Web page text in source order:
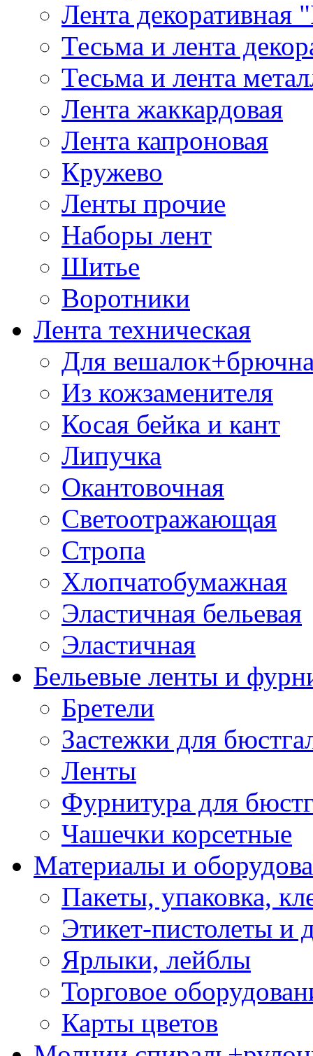
Лента декоративная
Тесьма и лента
Тесьма и лента
Лента жаккардовая
Лента капроновая
Кружево
Ленты прочие
Наборы лент
Шитье
Воротники
Лента техническая
Для
Из кожзаменителя
Косая бейка и кант
Липучка
Окантовочная
Светоотражающая
Стропа
Хлопчатобумажная
Эластичная бельевая
Эластичная
Бельевые ленты и
Бретели
Застежки для
Ленты
Фурнитура для
Чашечки корсетные
Материалы и
Пакеты, упаковка,
Этикет-пистолеты и
Ярлыки, лейблы
Торговое
Карты цветов